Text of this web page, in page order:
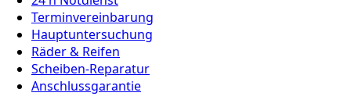
Terminvereinbarung
Hauptuntersuchung
Räder & Reifen
Scheiben-Reparatur
Anschlussgarantie